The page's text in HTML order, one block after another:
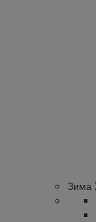
Зима